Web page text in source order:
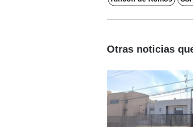
Otras noticias